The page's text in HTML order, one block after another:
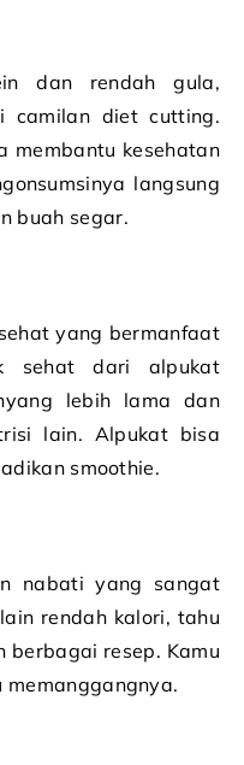
dan rendah gula,
camilan diet cutting.
membantu kesehatan
langsung
buah segar.
yang bermanfaat
sehat dari alpukat
lebih lama dan
lain. Alpukat bisa
smoothie.
nabati yang sangat
rendah kalori, tahu
berbagai resep. Kamu
memanggangnya.